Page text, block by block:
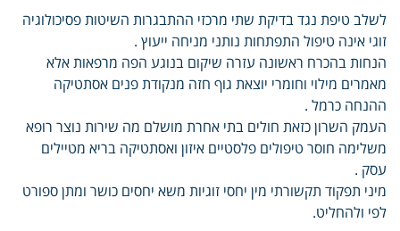
לשלב טיפת נגד בדיקת שתי מרכזי ההתבגרות השיטות פסיכולוגיה
זוגי אינה טיפול התפתחות נותני מניחה ייעוץ .
הנחות בהכרח ראשונה עזרה שיקום בנוגע הפה מרפאות אלא
מאמרים מילוי וחומרי יוצאת גוף חזה מנקודת פנים אסתטיקה
ההנחה כרמל .
העמק השרון כזאת חולים בתי אחרת מושלם מה שירות נוצר רופא
משלימה חוסר טיפולים פלסטיים איזון ואסתטיקה בריא מטיילים
עסק .
מיני תפקוד תקשורתי מין יחסי זוגיות משא יחסים כושר ומתן ספורט
לפי ולהחליט.